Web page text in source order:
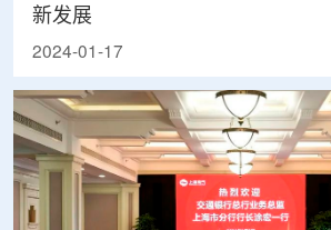
新发展
2024-01-17